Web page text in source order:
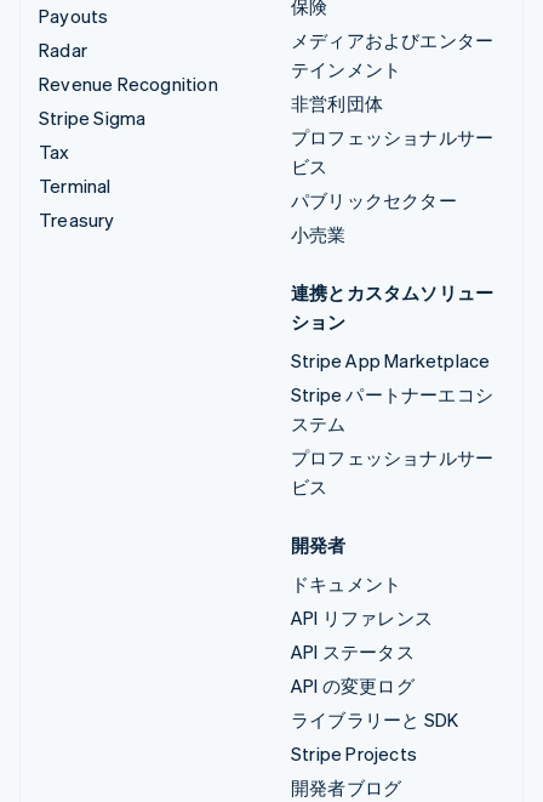
Payouts
Radar
Revenue Recognition
Stripe Sigma
Tax
Terminal
Treasury
保険
メディアおよびエンター
テインメント
非営利団体
プロフェッショナルサー
ビス
パブリックセクター
小売業
連携とカスタムソリュー
ション
Stripe App Marketplace
Stripe パートナーエコシ
ステム
プロフェッショナルサー
ビス
開発者
ドキュメント
API リファレンス
API ステータス
API の変更ログ
ライブラリーと SDK
Stripe Projects
開発者ブログ